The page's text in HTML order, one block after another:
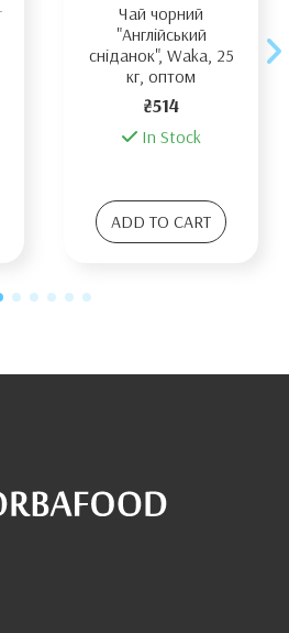
Чай чорний
"Англійський
сніданок", Waka, 25
кг, оптом
₴514
In Stock
ADD TO CART